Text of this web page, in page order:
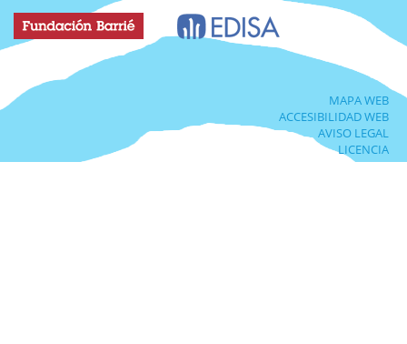
MAPA WEB
ACCESIBILIDAD WEB
AVISO LEGAL
LICENCIA